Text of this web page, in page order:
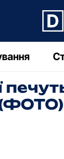
(ФОТО)